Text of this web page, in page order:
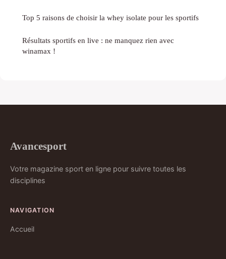
Top 5 raisons de choisir la whey isolate pour les sportifs
Résultats sportifs en live : ne manquez rien avec
winamax !
Avancesport
Votre magazine sport en ligne pour suivre toutes les
disciplines
NAVIGATION
Accueil